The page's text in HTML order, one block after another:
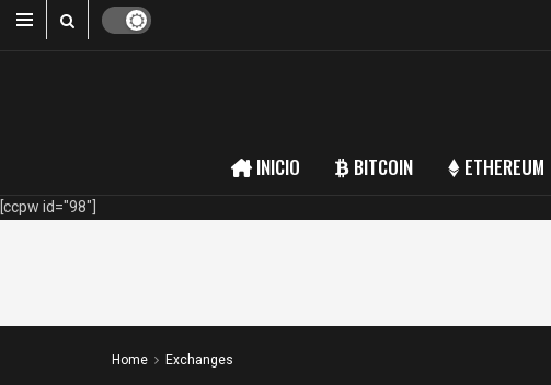
INICIO BITCOIN ETHEREUM
[ccpw id="98"]
Home Exchanges